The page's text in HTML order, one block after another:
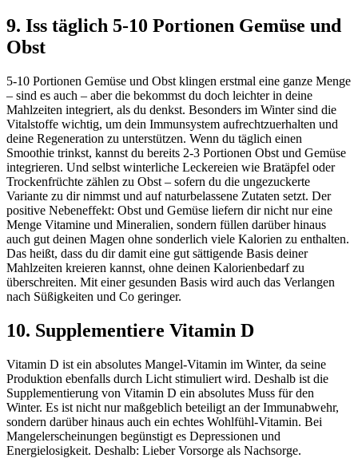
9. Iss täglich 5-10 Portionen Gemüse und
Obst
5-10 Portionen Gemüse und Obst klingen erstmal eine ganze Menge
– sind es auch – aber die bekommst du doch leichter in deine
Mahlzeiten integriert, als du denkst. Besonders im Winter sind die
Vitalstoffe wichtig, um dein Immunsystem aufrechtzuerhalten und
deine Regeneration zu unterstützen. Wenn du täglich einen
Smoothie trinkst, kannst du bereits 2-3 Portionen Obst und Gemüse
integrieren. Und selbst winterliche Leckereien wie Bratäpfel oder
Trockenfrüchte zählen zu Obst – sofern du die ungezuckerte
Variante zu dir nimmst und auf naturbelassene Zutaten setzt. Der
positive Nebeneffekt: Obst und Gemüse liefern dir nicht nur eine
Menge Vitamine und Mineralien, sondern füllen darüber hinaus
auch gut deinen Magen ohne sonderlich viele Kalorien zu enthalten.
Das heißt, dass du dir damit eine gut sättigende Basis deiner
Mahlzeiten kreieren kannst, ohne deinen Kalorienbedarf zu
überschreiten. Mit einer gesunden Basis wird auch das Verlangen
nach Süßigkeiten und Co geringer.
10. Supplementiere Vitamin D
Vitamin D ist ein absolutes Mangel-Vitamin im Winter, da seine
Produktion ebenfalls durch Licht stimuliert wird. Deshalb ist die
Supplementierung von Vitamin D ein absolutes Muss für den
Winter. Es ist nicht nur maßgeblich beteiligt an der Immunabwehr,
sondern darüber hinaus auch ein echtes Wohlfühl-Vitamin. Bei
Mangelerscheinungen begünstigt es Depressionen und
Energielosigkeit. Deshalb: Lieber Vorsorge als Nachsorge.